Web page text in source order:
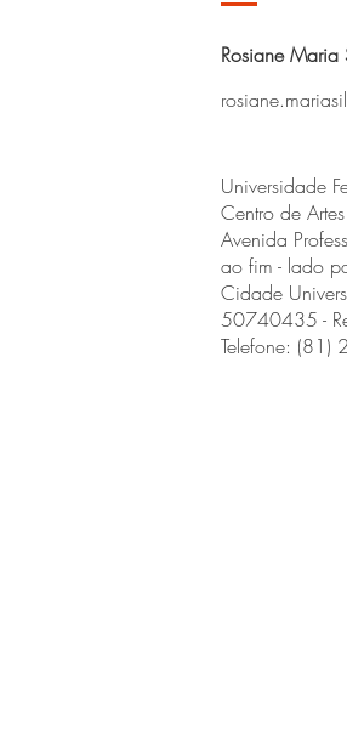
Rosiane Maria
Universidade
Centro de
Avenida
ao fim - lado
Cidade
50740435 -
Telefone: